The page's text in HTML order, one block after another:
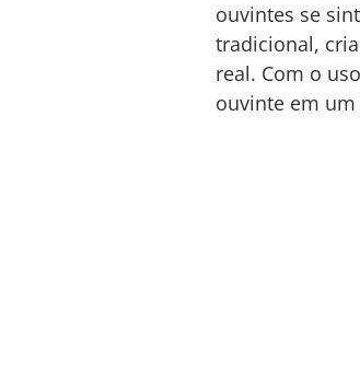
ouvintes se
tradicional,
real. Com o
ouvinte em